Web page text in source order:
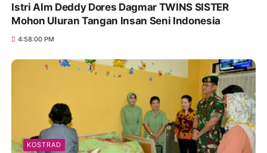
Istri Alm Deddy Dores Dagmar TWINS SISTER
Mohon Uluran Tangan Insan Seni Indonesia
4:58:00 PM
KOSTRAD